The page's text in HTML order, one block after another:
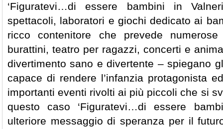
‘Figuratevi…di essere bambini in
spettacoli, laboratori e giochi dedicato ai
ricco contenitore che prevede
burattini, teatro per ragazzi, concerti e
divertimento sano e divertente – spiegano
capace di rendere l’infanzia protagonista
importanti eventi rivolti ai più piccoli che si
questo caso ‘Figuratevi…di essere
ulteriore messaggio di speranza per il